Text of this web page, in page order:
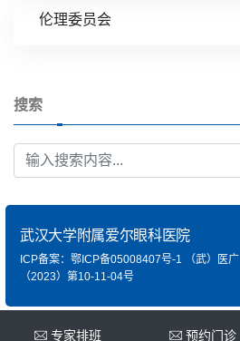
伦理委员会
搜索
武汉大学附属爱尔眼科医院
ICP备案：鄂ICP备05008407号-1 （武）医广
（2023）第10-11-04号
专家排班 预约门诊